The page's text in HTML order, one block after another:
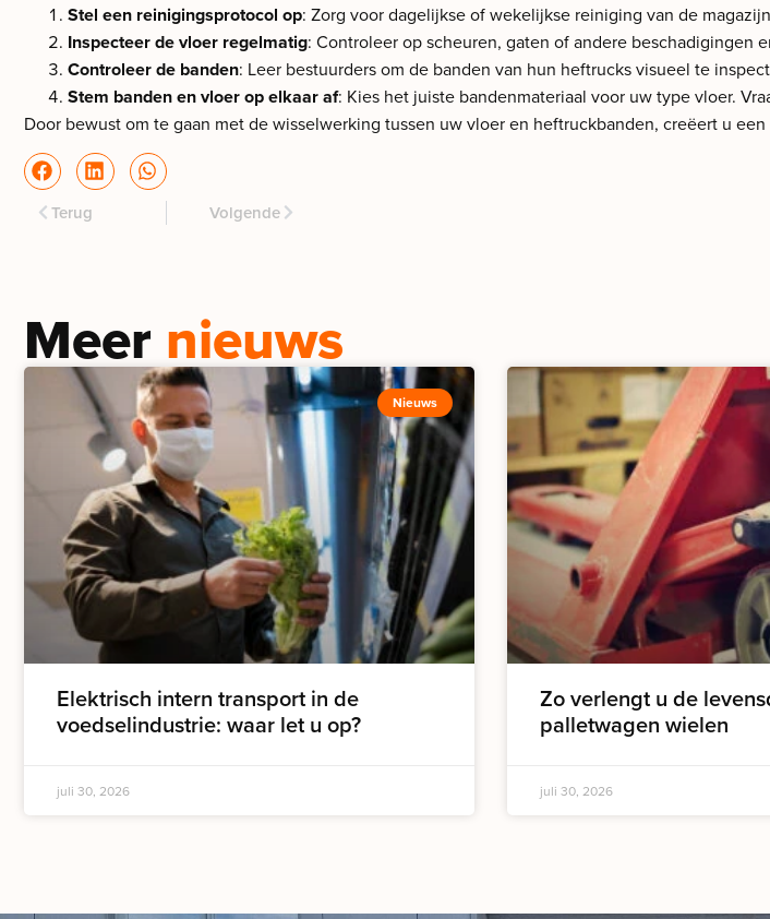
Stel een reinigingsprotocol op: Zorg voor dagelijkse of wekelijkse reiniging van de
Inspecteer de vloer regelmatig: Controleer op scheuren, gaten of andere beschadigingen
Controleer de banden: Leer bestuurders om de banden van hun heftrucks visueel te
Stem banden en vloer op elkaar af: Kies het juiste bandenmateriaal voor uw type vloer.
Door bewust om te gaan met de wisselwerking tussen uw vloer en heftruckbanden, creëert u
Terug Volgende
Meer nieuws
Nieuws
Elektrisch intern transport in de
voedselindustrie: waar let u op?
juli 30, 2026
Zo verlengt u de
palletwagen wielen
juli 30, 2026